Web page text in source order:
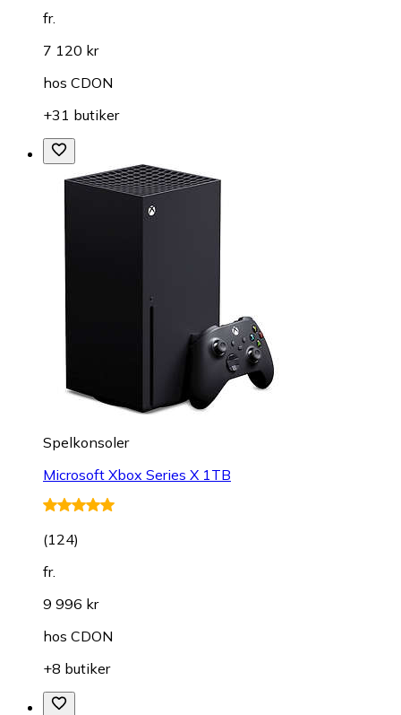
fr.
7 120 kr
hos CDON
+31 butiker
Spelkonsoler
Microsoft Xbox Series X 1TB
(124)
fr.
9 996 kr
hos CDON
+8 butiker